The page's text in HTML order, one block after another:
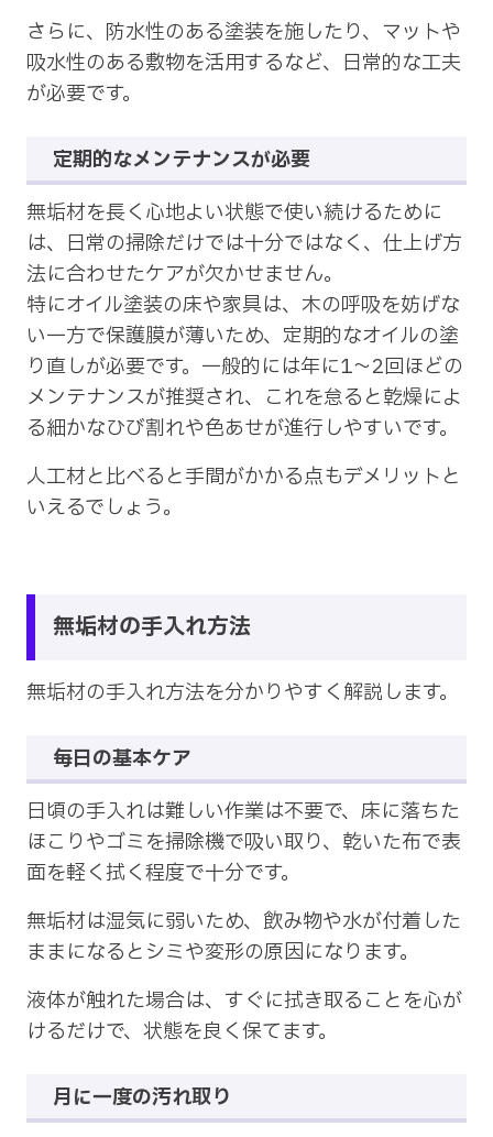
さらに、防水性のある塗装を施したり、マットや
吸水性のある敷物を活用するなど、日常的な工夫
が必要です。
定期的なメンテナンスが必要
無垢材を長く心地よい状態で使い続けるために
は、日常の掃除だけでは十分ではなく、仕上げ方
法に合わせたケアが欠かせません。
特にオイル塗装の床や家具は、木の呼吸を妨げな
い一方で保護膜が薄いため、定期的なオイルの塗
り直しが必要です。一般的には年に1〜2回ほどの
メンテナンスが推奨され、これを怠ると乾燥によ
る細かなひび割れや色あせが進行しやすいです。
人工材と比べると手間がかかる点もデメリットと
いえるでしょう。
無垢材の手入れ方法
無垢材の手入れ方法を分かりやすく解説します。
毎日の基本ケア
日頃の手入れは難しい作業は不要で、床に落ちた
ほこりやゴミを掃除機で吸い取り、乾いた布で表
面を軽く拭く程度で十分です。
無垢材は湿気に弱いため、飲み物や水が付着した
ままになるとシミや変形の原因になります。
液体が触れた場合は、すぐに拭き取ることを心が
けるだけで、状態を良く保てます。
月に一度の汚れ取り